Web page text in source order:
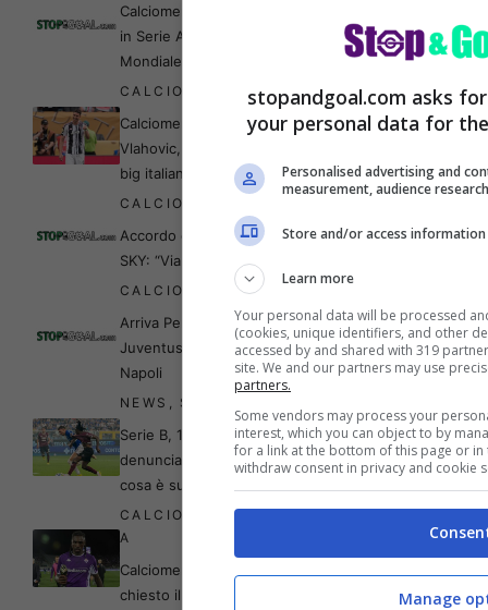
Calciomercato, Retegui torna
in Serie A in prestito fino al
Mondiale: la svolta
CALCIOMERCATO
Calciomercato: bomba
Vlahovic, l’ha già preso un’altra
big italiana – SUN
CALCIOMERCATO
Accordo con la Fiorentina,
SKY: “Via libera per Kean”
CALCIOMERCATO
Arriva Perin in porta: la
Juventus strappa l’erede al
Napoli
NEWS SERIE B
Serie B, 16 in ospedale:
denuncia shock,
cosa è successo
CALCIOMERCATO
A
Calciomercato: arriva Kean, l’ha
chiesto il nuovo allenatore
stopandgoal.com asks
your personal data for
Personalised advertising and
measurement, audience
Store and/or access information
Learn more
Your personal data will be processed
(cookies, unique identifiers, and other
accessed by and shared with 319
site. We and our partners may use
partners.
Some vendors may process your
interest, which you can object to by
for a link at the bottom of this page or
withdraw consent in privacy and cookie
Manage